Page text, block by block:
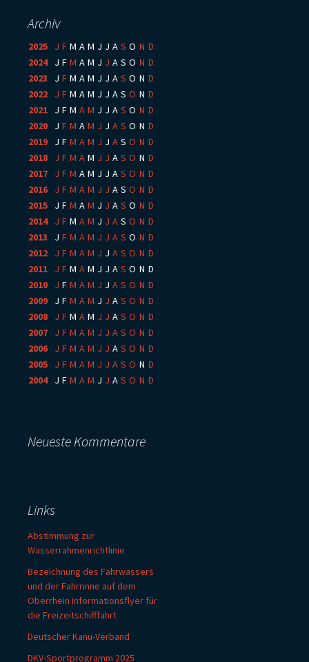
Archiv
2025 J F M A M J J A S O N D
2024: J F M A M J J A S O N D
2023
J F M A M J J A S O N D
2022
J F M A M J J A S O N D
2021
J F M A M J J A S O N D
2020
J F M A M J J A S O N D
2019
J F M A M J J A S O N D
2018
J F M A M J J A S O N D
2017
J F M A M J J A S O N D
2016
J F M A M J J A S O N D
2015
J F M A M J J A S O N D
2014: J F M A M J J A S O N D
2013
J F M A M J J A S O N D
2012
J F M A M J J A S O N D
2011
J F M A M J J A S O N D
2010
J F M A M J J A S O N D
2009
J F M A M J J A S O N D
2008
J F M A M J J A S O N D
2007
J F M A M J J A S O N D
2006
J F M A M J J A S O N D
2005
J F M A M J J A S O N D
2004: J F M A M J J A S O N D
Neueste Kommentare
Links
Abstimmung zur
Wasserrahmenrichtlinie
Bezeichnung des Fahrwassers
und der Fahrrinne auf dem
Oberrhein Informationsflyer für
die Freizeitschifffahrt
Deutscher Kanu-Verband
DKV-Sportprogramm 2025